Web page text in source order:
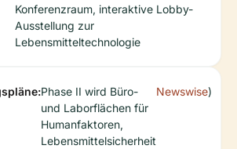
Konferenzraum, interaktive Lobby-
Ausstellung zur
Lebensmitteltechnologie
Phase II wird Büro-
und Laborflächen für
Humanfaktoren,
Lebensmittelsicherheit
Newswise)